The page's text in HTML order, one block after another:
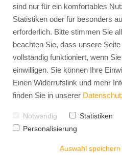
360°
Personalvermittlung
Recruiting Gesamtservice
HR-Interim
Relocation-Service
Stellenanzeigen-Check
Employer Branding
Strategie-Modell
Employer Value Proposition
Jobs finden
Vorteile
Vorteile Direktvermittlung
Karriere-Coaching
EXPERTS-TALENTS
Unser Team
Mission & Vision
Diversität in der Arbeitswelt
Karriere Intern
sind nur für ein komfortables
Statistiken oder für besonders
erforderlich. Bitte stimmen Sie
beachten Sie, dass unsere
vollständig funktioniert, wenn
einwilligen. Sie können Ihre
Einen Widerrufslink und mehr
finden Sie in unserer
Notwendig Statistiken
Personalisierung
Auswahl speichern